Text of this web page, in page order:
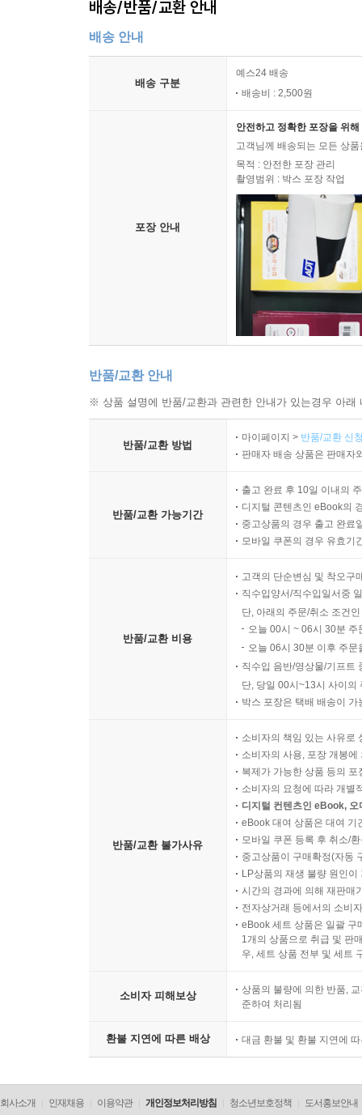
배송/반품/교환 안내
배송 안내
배송 구분
예스24 배송
배송비 : 2,500원
포장 안내
안전하고 정확한 포장을 위
고객님께 배송되는 모든 상
목적 : 안전한 포장 관리
촬영범위 : 박스 포장 작업
반품/교환 안내
※ 상품 설명에 반품/교환과 관련한 안내가 있는경우 아
반품/교환 방법
마이페이지 > 반품/교환 신
판매자 배송 상품은 판매자
반품/교환 가능기간
출고 완료 후 10일 이내의
디지털 콘텐츠인 eBook의
중고상품의 경우 출고 완료
모바일 쿠폰의 경우 유효기
반품/교환 비용
고객의 단순변심 및 착오구
직수입양서/직수입일서중
단, 아래의 주문/취소 조건
오늘 00시 ~ 06시 30분
오늘 06시 30분 이후 주
직수입 음반/영상물/기프트
단, 당일 00시~13시 사이의
박스 포장은 택배 배송이
반품/교환 불가사유
소비자의 책임 있는 사유로
소비자의 사용, 포장 개봉
복제가 가능한 상품 등의
소비자의 요청에 따라 개별
디지털 컨텐츠인 eBook,
eBook 대여 상품은 대여 기
모바일 쿠폰 등록 후 취소/
중고상품이 구매확정(자동
LP상품의 재생 불량 원인
시간의 경과에 의해 재판매
전자상거래 등에서의 소비
eBook 세트 상품은 일괄 구
1개의 상품으로 취급 및 판
우, 세트 상품 전부 및 세트
소비자 피해보상
상품의 불량에 의한 반품,
준하여 처리됨
환불 지연에 따른 배상 대금 환불 및 환불 지연에
회사소개 인재채용 이용약관 개인정보처리방침 청소년보호정책 도서홍보안내